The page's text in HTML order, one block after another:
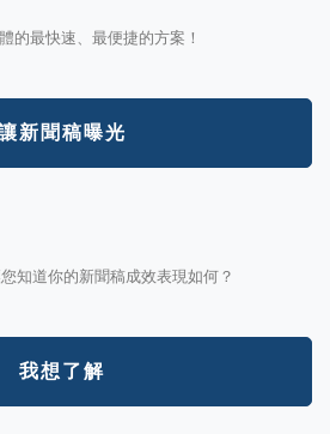
的最快速、最便捷的方案！
新聞稿曝光
知道你的新聞稿成效表現如何？
我想了解